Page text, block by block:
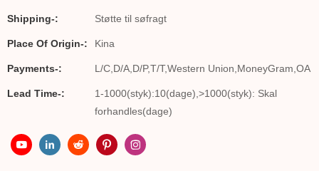
Shipping-: Støtte til søfragt
Place Of Origin-: Kina
Payments-: L/C,D/A,D/P,T/T,Western Union,MoneyGram,OA
Lead Time-:
1-1000(styk):10(dage),>1000(styk): Skal
forhandles(dage)